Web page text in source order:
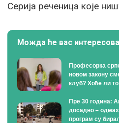
Серија реченица које
Можда ће вас
Професорка
новом закону
клуб? Хоће ли
Пре 30 година:
досадно – одмах
програм су